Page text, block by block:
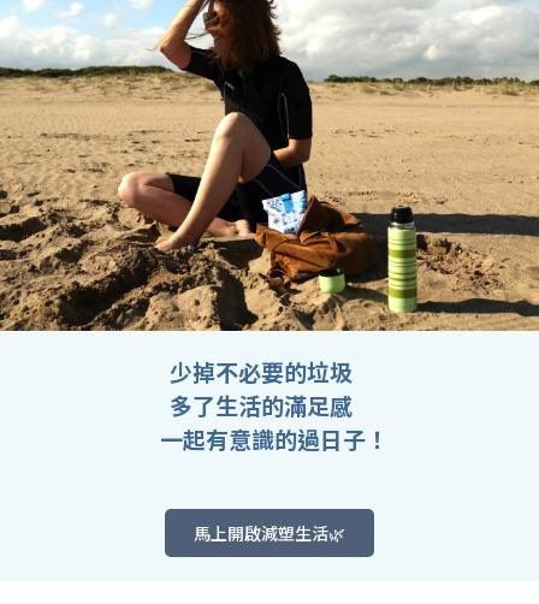
    少掉不必要的垃圾
多了生活的滿足感
一起有意識的過日子！
馬上開啟減塑生活🌿